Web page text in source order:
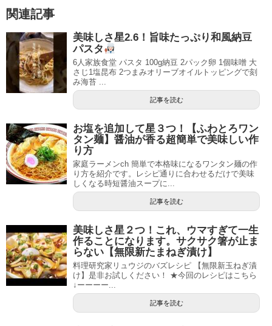
関連記事
美味しさ星2.6！旨味たっぷり和風納豆
パスタ
6人家族食堂 パスタ 100g納豆 2パック卵 1個味噌 大
さじ1塩昆布 2つまみオリーブオイルトッピングで刻
み海苔 ...
記事を読む
お塩を追加して星３つ！【ふわとろワン
タン麺】醤油が香る超簡単で美味しい作
り方
家庭ラーメンch 簡単で本格味になるワンタン麺の作
り方を紹介です。レシピ通りに合わせるだけで美味
しくなる時短醤油スープに...
記事を読む
美味しさ星２つ！これ、ウマすぎて一生
作ることになります。サクサク箸が止ま
らない【無限新たまねぎ漬け】
料理研究家リュウジのバズレシピ 【無限新玉ねぎ漬
け】是非お試しください！ ★今回のレシピはこちら
↓ーーーー...
記事を読む